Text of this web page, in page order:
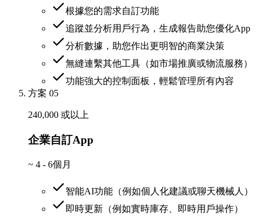
根據您的需求自訂功能
追蹤並分析用戶行為，生成報告助您優化App
分析數據，助您作出更明智的商業決策
無縫連繫其他工具（如市場推廣或物流服務）
功能強大的控制面板，輕鬆管理所有內容
方案 05
240,000 或以上
企業自訂App
~ 4 - 6個月
智能AI功能（例如個人化建議或聊天機械人）
即時更新（例如實時庫存、即時用戶操作）